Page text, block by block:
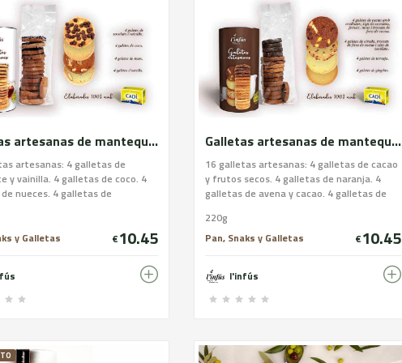
Galletas artesanas de mantequilla DOP Alt Urgell-Cerdanya. Surtido blanco
artesanas: 4 galletas de
y vainilla. 4 galletas de coco. 4
nueces. 4 galletas de
DOP Alt Urgell-Cerdanya,
huevo pasteurizado,
de cacao, emulgente: lecitina de
coco y sal. Alérgenos: Harina
mantequilla, almendra, huevo,
y Galletas
€10.45
Galletas artesanas de mantequilla DOP Alt Urgell-Cerdanya. Surtido marrón
16 galletas artesanas: 4 galletas de cacao
y frutos secos. 4 galletas de naranja. 4
galletas de avena y cacao. 4 galletas de
Harina de trigo, mantequilla DOP Alt
Urgell-Cerdanya, azúcar, jengibre, huevo
de avena, chocolate (azúcar, pasta de
cacao, manteca de cacao, emulgente:
lecitina de soja), avellanas, nueces y
220g
Pan, Snaks y Galletas
€10.45
l'infús